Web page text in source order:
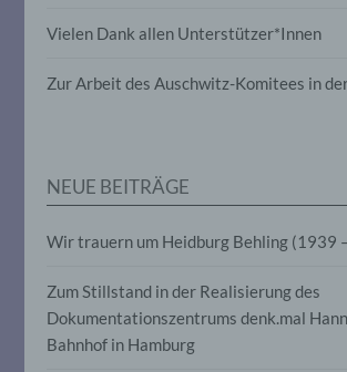
Vielen Dank allen Unterstützer*Innen
Zur Arbeit des Auschwitz-Komitees in
NEUE BEITRÄGE
Wir trauern um Heidburg Behling (1939
Zum Stillstand in der Realisierung des
Dokumentationszentrums denk.mal
Bahnhof in Hamburg
Pseudonymisierung ist die
auf welche die
ohne Hinzuziehung
zusätzlichen Informationen
aufbewahrt werden und
unterliegen, die
personenbezogenen Daten
natürlichen Person